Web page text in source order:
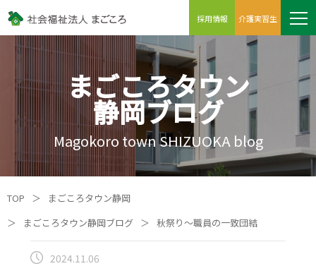
採用情報 介護実習生
まごころタウン
静岡ブログ
Magokoro town SHIZUOKA blog
TOP ＞
まごころタウン静岡
＞
まごころタウン静岡ブログ ＞ 秋祭り～職員の一致団結
2024.11.06